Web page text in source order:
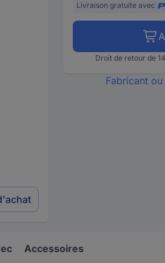
Livraison gratuite avec
Droit de retour de
Fabricant
Accessoires